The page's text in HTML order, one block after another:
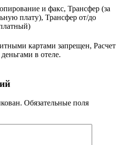
и факс, Трансфер (за
плату), Трансфер от/до
картами запрещен, Расчет
в отеле.
Обязательные поля